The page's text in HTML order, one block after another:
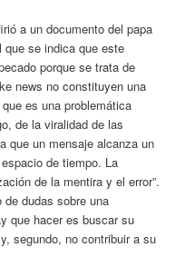
a un documento del papa
se indica que este
porque se trata de
news no constituyen una
es una problemática
de la viralidad de las
que un mensaje alcanza un
de tiempo. La
de la mentira y el error”.
dudas sobre una
que hacer es buscar su
segundo, no contribuir a su